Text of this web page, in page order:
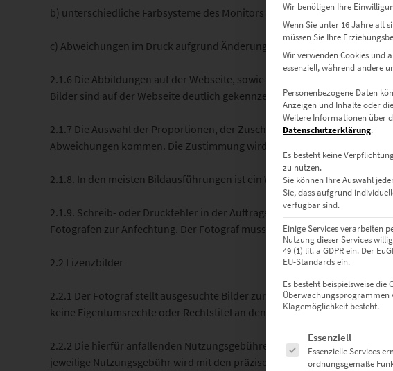
b) unterschiedliche Farbsysteme des Monitors (RGB) und der
c) Abweichungen im Druck aufgrund Änderungen im
2.1.6 Die Abbildungen auf der Webseite, sowie innerhalb eines
Bilder sind auf der Webseite deutlich gekennzeichnet.
2.1.7 Die Auswahl der Proportionen, der Zuschnitte und der Bildmotive
Abweichungen kommen. Die Zustimmung wird durch die Ausstellung der
2.1.8. In den meisten Bildausführungen ist ein Wasserzeichen / eine
2.1.9. Schreib- oder Druckfehler in der Auftragsbestätigung oder im
Fotografen zur Anfechtung. Der Fotograf muss in diesem Fall dem
2.2 Lizenzbilder
2.2.1 Der Fotograf stellt ausgesuchte Bilder zur Verfügung, die im
keine Eigentumsrechte oder Rechtstitel an den Kunden übertragen. Der
2.2.2 Die hierfür anfallenden Nutzungsgebühren sind abhängig von der
jeweilige Nutzungsgebühr wird mit den präzise gewählten
Wir benötigen Ihre
Wenn Sie unter 16 Jahre alt
müssen Sie Ihre
Wir verwenden Cookies und
essenziell, während andere
Personenbezogene Daten
Anzeigen und Inhalte oder
Weitere Informationen über
Datenschutzerklärung.
Es besteht keine
zu nutzen.
Sie können Ihre Auswahl
Sie, dass aufgrund
verfügbar sind.
Einige Services verarbeiten
Nutzung dieser Services
49 (1) lit. a GDPR ein. Der
EU-Standards ein.
Es besteht beispielsweise
Überwachungsprogrammen
Klagemöglichkeit besteht.
Es folgt eine Liste der
Essenziell
Essenzielle Services
ordnungsgemäße